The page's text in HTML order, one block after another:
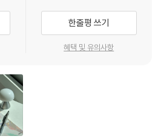
는 말이 아니다. 우리는 더 이상 그 대상을
아들인다.
원래의 감정과 이어질 수 있게 돕는다.”
는 모른다고 답하고는 문득 어떤 답을 떠
를 내거나 서운해할 때도 있습니다. 그런
이유가 생각이 나지 않곤 합니다. 그것은 우
있기 때문입니다. 무엇이 숨겨져 있는지
면의 목소리에 귀를 기울여야 합니다. 우
연 무엇일까요? 감춰진 진실을 아무런 도
한줄평 쓰기
혜택 및 유의사항